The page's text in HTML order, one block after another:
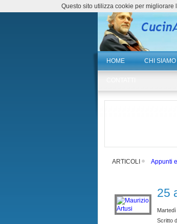
HOME CHI SIAMO
ARTICOLI Appunti
25
Scritto
Questo sito utilizza cookie per